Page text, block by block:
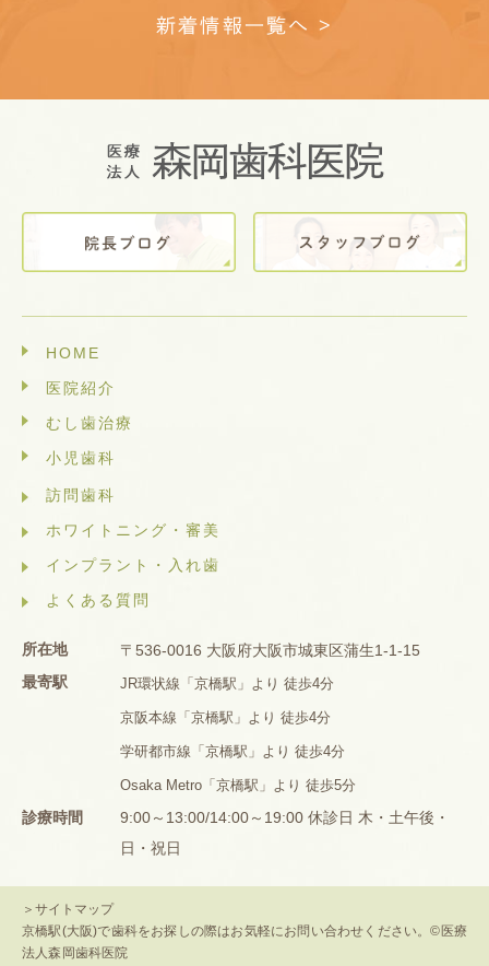
新着情報一覧へ >
HOME
医院紹介
むし歯治療
小児歯科
訪問歯科
ホワイトニング・審美
インプラント・入れ歯
よくある質問
所在地
〒536-0016 大阪府大阪市城東区蒲生1-1-15
最寄駅
JR環状線「京橋駅」より 徒歩4分
京阪本線「京橋駅」より 徒歩4分
学研都市線「京橋駅」より 徒歩4分
Osaka Metro「京橋駅」より 徒歩5分
診療時間
9:00～13:00/14:00～19:00 休診日 木・土午後・
日・祝日
＞サイトマップ
京橋駅(大阪)で歯科をお探しの際はお気軽にお問い合わせください。©医療
法人森岡歯科医院